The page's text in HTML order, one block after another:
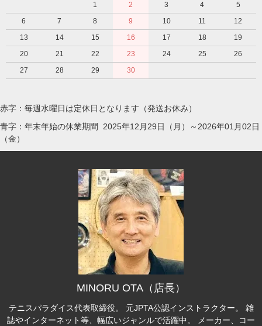
1
2 3 4
5
6
7 8 9 10 11
12
13
14 15 16 17 18
19
20
21 22 23 24 25
26
27
28 29 30
赤字：毎週水曜日は定休日となります（発送お休み）
青字：年末年始の休業期間 2025年12月29日（月）～2026年01月02日
（金）
MINORU OTA（店長）
テニスパラダイス代表取締役。 元JPTA公認インストラクター。 雑
誌やインターネット等、幅広いジャンルで活躍中。 メーカー、コー